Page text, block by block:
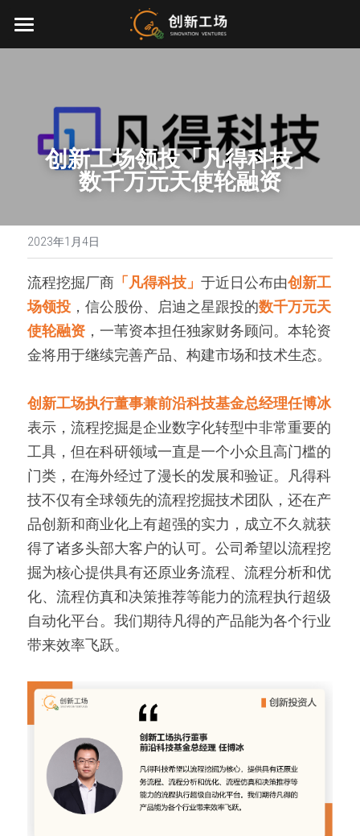
首页
最新动态
关于我们
创业服务
环境、社会与治理
联系我们
加入我们
EN
创新工场领投「凡得科技」
数千万元天使轮融资
2023年1月4日
流程挖掘厂商 「凡得科技」 于近日公布由创新工
场领投 ，信公股份、启迪之星跟投的数千万元天
使轮融资 ，一苇资本担任独家财务顾问。本轮资
金将用于继续完善产品、构建市场和技术生态。
创新工场执行董事兼前沿科技基金总经理任博冰
表示，流程挖掘是企业数字化转型中非常重要的
工具，但在科研领域一直是一个小众且高门槛的
门类，在海外经过了漫长的发展和验证。凡得科
技不仅有全球领先的流程挖掘技术团队，还在产
品创新和商业化上有超强的实力，成立不久就获
得了诸多头部大客户的认可。公司希望以流程挖
掘为核心提供具有还原业务流程、流程分析和优
化、流程仿真和决策推荐等能力的流程执行超级
自动化平台。我们期待凡得的产品能为各个行业
带来效率飞跃。